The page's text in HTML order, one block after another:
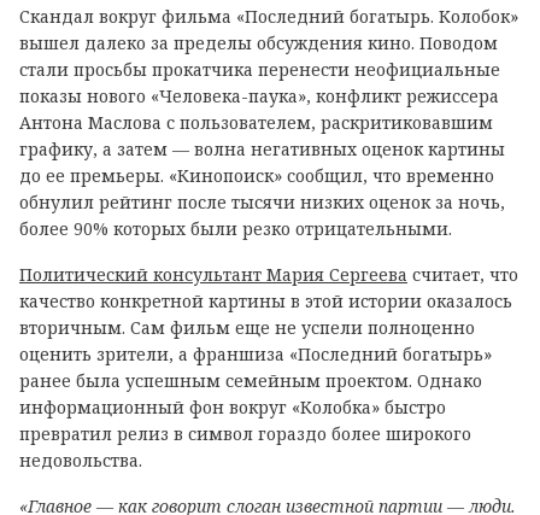
Скандал вокруг фильма «Последний богатырь. Колобок»
вышел далеко за пределы обсуждения кино. Поводом
стали просьбы прокатчика перенести неофициальные
показы нового «Человека-паука», конфликт режиссера
Антона Маслова с пользователем, раскритиковавшим
графику, а затем — волна негативных оценок картины
до ее премьеры. «Кинопоиск» сообщил, что временно
обнулил рейтинг после тысячи низких оценок за ночь,
более 90% которых были резко отрицательными.
Политический консультант Мария Сергеева считает, что
качество конкретной картины в этой истории оказалось
вторичным. Сам фильм еще не успели полноценно
оценить зрители, а франшиза «Последний богатырь»
ранее была успешным семейным проектом. Однако
информационный фон вокруг «Колобка» быстро
превратил релиз в символ гораздо более широкого
недовольства.
«Главное — как говорит слоган известной партии — люди.